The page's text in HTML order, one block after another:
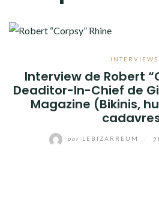
INTERVIEWS
Interview de Robert
Deaditor-In-Chief de
Magazine (Bikinis,
par LEBIZARREUM